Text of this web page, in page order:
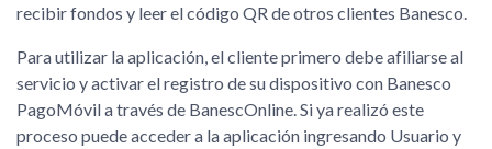
recibir fondos y leer el código QR de otros clientes Banesco.
Para utilizar la aplicación, el cliente primero debe afiliarse al
servicio y activar el registro de su dispositivo con Banesco
PagoMóvil a través de BanescOnline. Si ya realizó este
proceso puede acceder a la aplicación ingresando Usuario y